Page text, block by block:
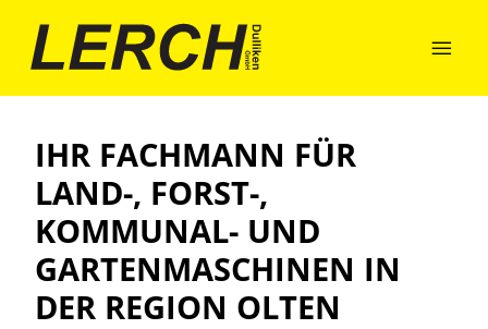

IHR FACHMANN FÜR
LAND-, FORST-,
KOMMUNAL- UND
GARTENMASCHINEN IN
DER REGION OLTEN